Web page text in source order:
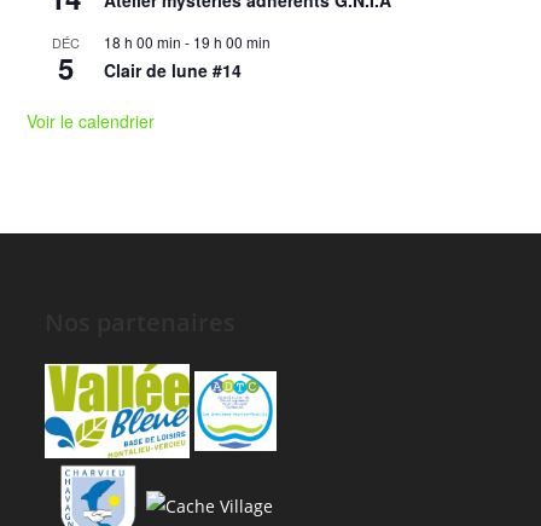
DÉC
5
18 h 00 min - 19 h 00 min
Clair de lune #14
Voir le calendrier